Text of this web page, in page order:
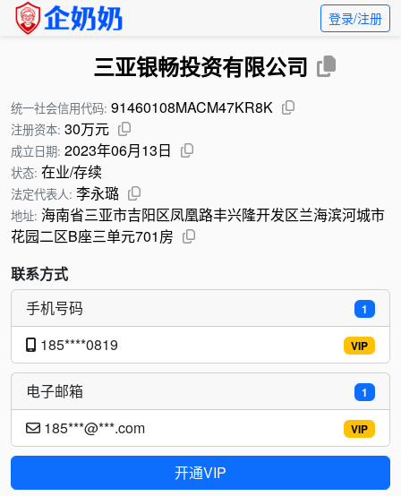
登录/注册
三亚银畅投资有限公司
统一社会信用代码: 91460108MACM47KR8K
注册资本: 30万元
成立日期: 2023年06月13日
状态: 在业/存续
法定代表人: 李永璐
地址: 海南省三亚市吉阳区凤凰路丰兴隆开发区兰海滨河城市
花园二区B座三单元701房
联系方式
1
手机号码
VIP
185****0819
1
电子邮箱
VIP
185***@***.com
开通VIP